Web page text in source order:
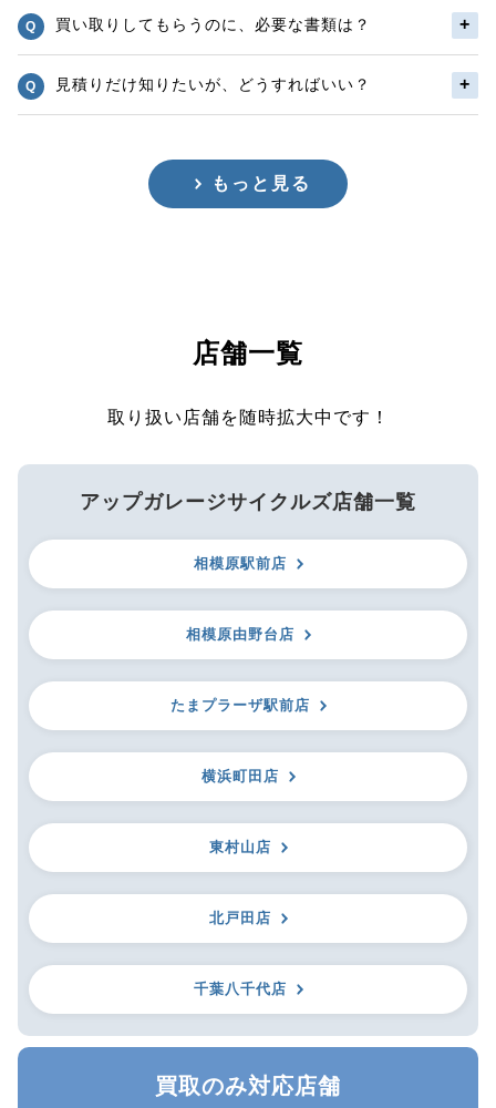
買い取りしてもらうのに、必要な書類は？
見積りだけ知りたいが、どうすればいい？
もっと見る
店舗一覧
取り扱い店舗を随時拡大中です！
アップガレージサイクルズ店舗一覧
相模原駅前店
相模原由野台店
たまプラーザ駅前店
横浜町田店
東村山店
北戸田店
千葉八千代店
買取のみ対応店舗